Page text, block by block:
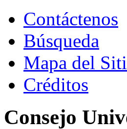
Contáctenos
Búsqueda
Mapa del
Créditos
Consejo